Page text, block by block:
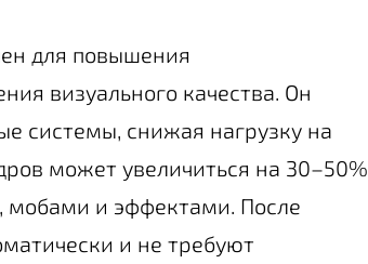
для повышения
визуального качества. Он
системы, снижая нагрузку на
может увеличиться на 30–50%
и эффектами. После
и не требуют